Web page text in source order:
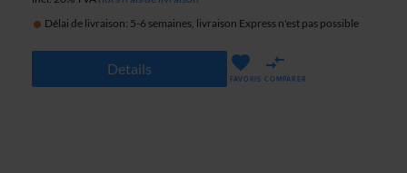
Délai de livraison: 5-6 semaines, livraison Express n'est pas possible
Details
FAVORIS COMPARER